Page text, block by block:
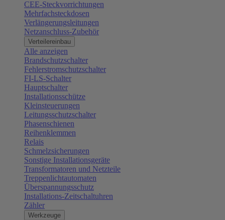
CEE-Steckvorrichtungen
Mehrfachsteckdosen
Verlängerungsleitungen
Netzanschluss-Zubehör
Verteilereinbau
Alle anzeigen
Brandschutzschalter
Fehlerstromschutzschalter
FI-LS-Schalter
Hauptschalter
Installationsschütze
Kleinsteuerungen
Leitungsschutzschalter
Phasenschienen
Reihenklemmen
Relais
Schmelzsicherungen
Sonstige Installationsgeräte
Transformatoren und Netzteile
Treppenlichtautomaten
Überspannungsschutz
Installations-Zeitschaltuhren
Zähler
Werkzeuge